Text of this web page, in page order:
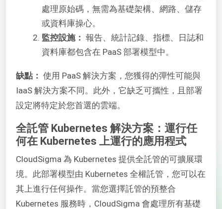
處理原始碼，無需為基礎架構、網路、儲存
或資料庫操心。
監控設施： 報告、統計記錄、指標、日誌和
資料庫都包含在 PaaS 部署模型中。
缺點： 使用 PaaS 解決方案，您獲得的彈性可能與
IaaS 解決方案不同。此外，它缺乏可攜性，且部署
設定將特定於您首選的雲端。
全託管 Kubernetes 解決方案：運行任
何在 Kubernetes 上運行的應用程式
CloudSigma 為 Kubernetes 提供全託管的可擴展環
境。此部署模型由 Kubernetes 全權託管，您可以在
其上進行任何操作。當您選擇託管的預整合
Kubernetes 服務時，CloudSigma 會處理所有基礎